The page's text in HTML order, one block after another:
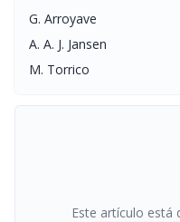
G. Arroyave
A. A. J. Jansen
M. Torrico
Este artículo está